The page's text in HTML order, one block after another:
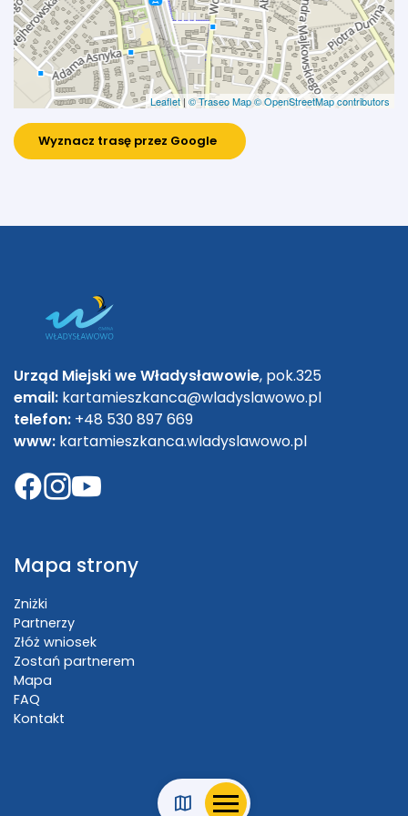
Leaflet| © Traseo Map© OpenStreetMap contributors
Wyznacz trasę przez Google
Urząd Miejski we Władysławowie, pok.325
email: kartamieszkanca@wladyslawowo.pl
telefon: +48 530 897 669
www: kartamieszkanca.wladyslawowo.pl
Mapa strony
Zniżki
Partnerzy
Złóż wniosek
Zostań partnerem
Mapa
FAQ
Kontakt